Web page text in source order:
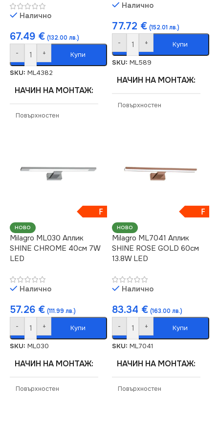
Налично
67.49 € (132.00 лв.)
- + Купи
SKU: ML4382
НАЧИН НА МОНТАЖ
Повърхностен
ЕНЕРГИЕН КЛАС F
220V
ЦВЕТНА
ТЕМПЕРАТУРА (K)
4000
СВЕТЛИНЕН ПОТОК
(LM)
Налично
77.72 € (152.01 лв.)
- + Купи
SKU: ML589
НАЧИН НА МОНТАЖ
Повърхностен
ЦВЕТНА
ТЕМПЕРАТУРА (K)
4000
СВЕТЛИНЕН ПОТОК
(LM)
840
СТЕПЕН НА ЗАЩИТА
F
НОВО
Milagro ML030 Аплик
SHINE CHROME 40см 7W
LED
Налично
57.26 € (111.99 лв.)
- + Купи
SKU: ML030
НАЧИН НА МОНТАЖ
Повърхностен
F
НОВО
Milagro ML7041 Аплик
SHINE ROSE GOLD 60см
13.8W LED
Налично
83.34 € (163.00 лв.)
- + Купи
SKU: ML7041
НАЧИН НА МОНТАЖ
Повърхностен